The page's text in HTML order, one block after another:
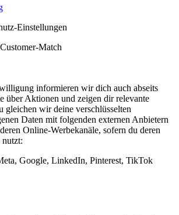
Einstellungen
Match
informieren wir dich auch abseits
über Aktionen und zeigen dir relevante
gleichen wir deine verschlüsselten
Daten mit folgenden externen Anbietern
Online-Werbekanäle, sofern du deren
nutzt:
Google, LinkedIn, Pinterest, TikTok